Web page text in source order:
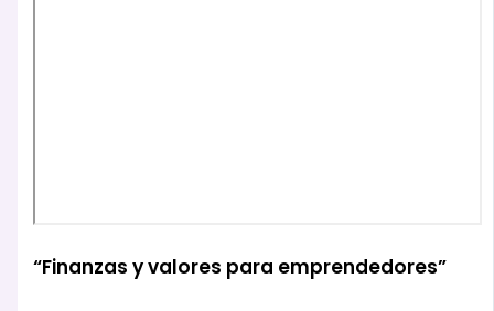
“Finanzas y valores para emprendedores”